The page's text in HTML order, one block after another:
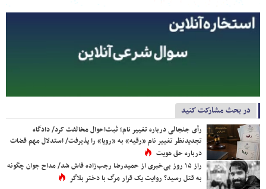
در بحث مشارکت کنید
رأی جنجالی درباره تغییر نام؛ ثبت‌احوال مخالفت کرد/ دادگاه
تجدیدنظر تغییر نام «رقیه» به «رویا» را پذیرفت/ استدلال مهم قضات
درباره حق هویت
راز ۱۵ روز بی‌خبری از حمیدرضا رجب‌زاده فاش شد/ مداح جوان چگونه
به قتل رسید؟ روایت یک قرار مرگ با دختر بلاگر